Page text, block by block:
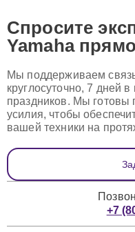
Спросите
Yamaha
Мы поддерживаем
круглосуточно, 7 дней
праздников. Мы готовы
усилия, чтобы
вашей техники на
+7